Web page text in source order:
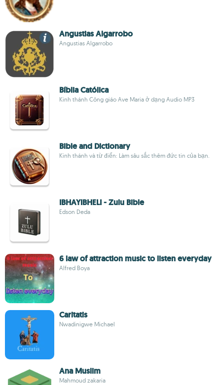
Angustias Algarrobo
Angustias Algarrobo
Bíblia Católica
Kinh thánh Công giáo Ave Maria ở dạng Audio MP3
Bible and Dictionary
Kinh thánh và từ điển: Làm sâu sắc thêm đức tin của bạn.
IBHAYIBHELI - Zulu Bible
Edson Deda
6 law of attraction music to listen everyday
Alfred Boya
Caritatis
Nwadinigwe Michael
Ana Muslim
Mahmoud zakaria